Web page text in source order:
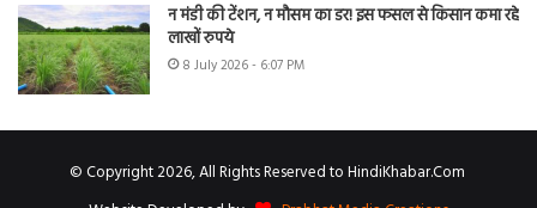
न मंडी की टेंशन, न मौसम का डर! इस फसल से किसान कमा रहे
लाखों रुपये
8 July 2026 - 6:07 PM
© Copyright 2026, All Rights Reserved to HindiKhabar.Com